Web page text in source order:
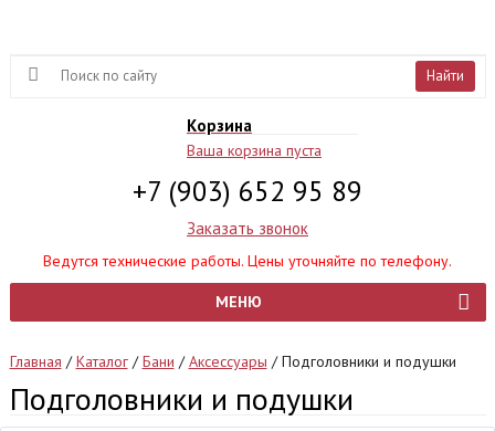
Найти
Корзина
Ваша корзина пуста
+7 (903) 652 95 89
Заказать звонок
Ведутся технические работы. Цены уточняйте по телефону.
МЕНЮ
Главная /Каталог/Бани /Аксессуары /Подголовники и подушки
Подголовники и подушки